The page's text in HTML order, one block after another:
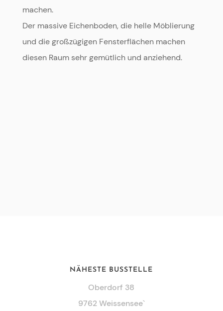
machen.
Der massive Eichenboden, die helle Möblierung
und die großzügigen Fensterflächen machen
diesen Raum sehr gemütlich und anziehend.
NÄHESTE BUSSTELLE
Oberdorf 38
9762 Weissensee`